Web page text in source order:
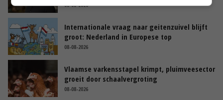
08-08-2026
Internationale vraag naar geitenzuivel blijft
groot: Nederland in Europese top
08-08-2026
Vlaamse varkensstapel krimpt, pluimveesector
groeit door schaalvergroting
08-08-2026